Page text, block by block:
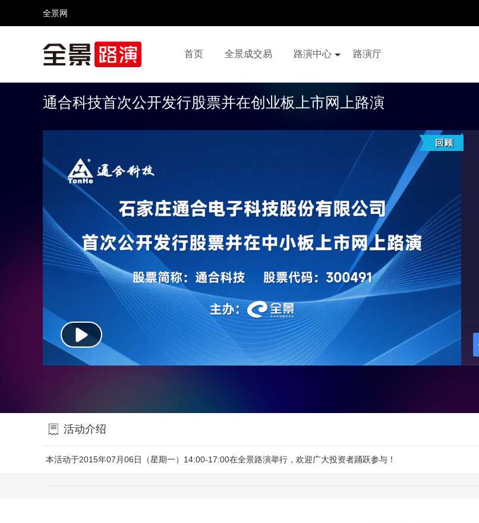
全景网
视频号 全景网官微 微信公众号 头条号 百家号 抖音号 快手号 喜马拉雅
首页 全景成交易 路演中心 路演厅
通合科技首次公开发行股票并在创业板上市网上路演
回顾
活动介绍
本活动于2015年07月06日（星期一）14:00-17:00在全景路演举行，欢迎广大投资者踊跃参与！